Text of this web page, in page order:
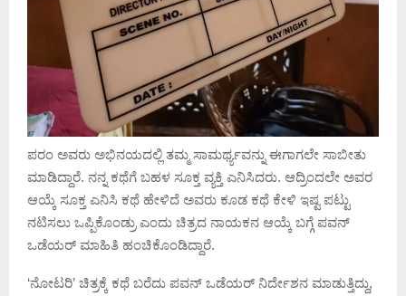
ಪರಂ ಅವರು ಅಭಿನಯದಲ್ಲಿ ತಮ್ಮ ಸಾಮರ್ಥ್ಯವನ್ನು ಈಗಾಗಲೇ ಸಾಬೀತು
ಮಾಡಿದ್ದಾರೆ. ನನ್ನ ಕಥೆಗೆ ಬಹಳ ಸೂಕ್ತ ವ್ಯಕ್ತಿ ಎನಿಸಿದರು. ಆದ್ರಿಂದಲೇ ಅವರ
ಆಯ್ಕೆ ಸೂಕ್ತ ಎನಿಸಿ ಕಥೆ ಹೇಳಿದೆ ಅವರು ಕೂಡ ಕಥೆ ಕೇಳಿ ಇಷ್ಟ ಪಟ್ಟು
ನಟಿಸಲು ಒಪ್ಪಿಕೊಂಡ್ರು ಎಂದು ಚಿತ್ರದ ನಾಯಕನ ಆಯ್ಕೆ ಬಗ್ಗೆ ಪವನ್
ಒಡೆಯರ್ ಮಾಹಿತಿ ಹಂಚಿಕೊಂಡಿದ್ದಾರೆ.
‘ನೋಟರಿ’ ಚಿತ್ರಕ್ಕೆ ಕಥೆ ಬರೆದು ಪವನ್ ಒಡೆಯರ್ ನಿರ್ದೇಶನ ಮಾಡುತ್ತಿದ್ದು,